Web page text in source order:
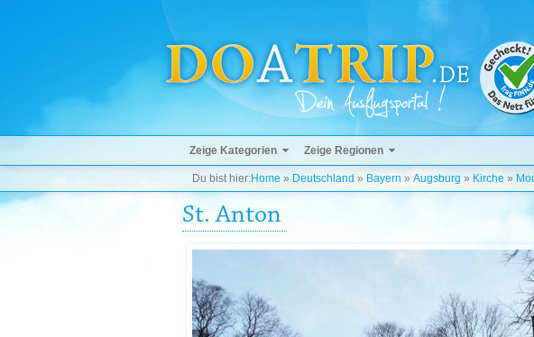
Zeige Kategorien Zeige Regionen
Du bist hier:Home » Deutschland » Bayern » Augsburg » Kirche »
St. Anton